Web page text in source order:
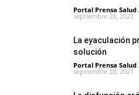
Portal Prensa
septiembre 28, 2021
La eyaculación
solución
Portal Prensa
septiembre 28, 2021